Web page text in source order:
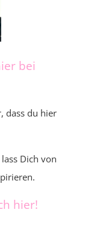
bei
dass du hier
Dich von
hier!